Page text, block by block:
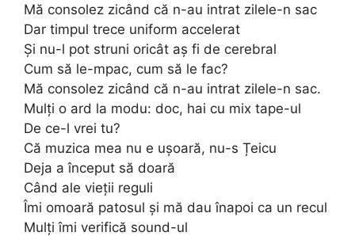
Mă consolez zicând că n-au intrat zilele-n sac
Dar timpul trece uniform accelerat
Și nu-l pot struni oricât aș fi de cerebral
Cum să le-mpac, cum să le fac?
Mă consolez zicând că n-au intrat zilele-n sac.
Mulți o ard la modu: doc, hai cu mix tape-ul
De ce-l vrei tu?
Că muzica mea nu e ușoară, nu-s Țeicu
Deja a început să doară
Când ale vieții reguli
Îmi omoară patosul și mă dau înapoi ca un recul
Mulți îmi verifică sound-ul